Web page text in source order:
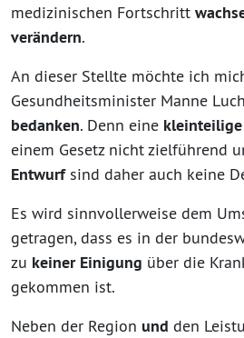
medizinischen Fortschritt
verändern.
An dieser Stellte möchte ich
Gesundheitsminister Manne
bedanken. Denn eine
einem Gesetz nicht zielführend
Entwurfsind daher auch keine
Es wird sinnvollerweise dem
getragen, dass es in der
zu keiner Einigung über die
gekommen ist.
Neben der Region und den